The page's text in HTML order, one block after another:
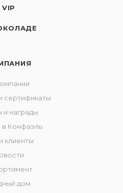
VIP
сертификаты
и награды
в Конфаэль
клиенты
дом